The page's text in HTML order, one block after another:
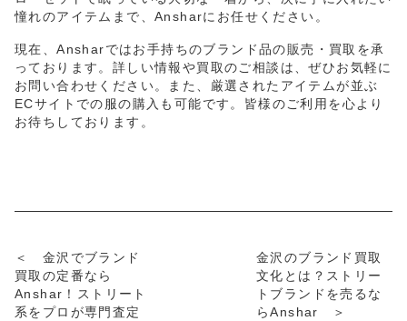
憧れのアイテムまで、Ansharにお任せください。
現在、Ansharではお手持ちのブランド品の販売・買取を承
っております。詳しい情報や買取のご相談は、ぜひお気軽に
お問い合わせください。また、厳選されたアイテムが並ぶ
ECサイトでの服の購入も可能です。皆様のご利用を心より
お待ちしております。
＜ 金沢でブランド
買取の定番なら
Anshar！ストリート
系をプロが専門査定
金沢のブランド買取
文化とは？ストリー
トブランドを売るな
らAnshar ＞